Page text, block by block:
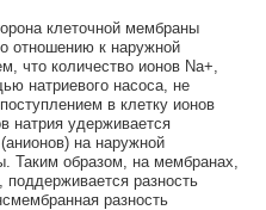
клеточной мембраны
отношению к наружной
что количество ионов Na+,
натриевого насоса, не
в клетку ионов
натрия удерживается
на наружной
Таким образом, на мембранах,
разность
разность